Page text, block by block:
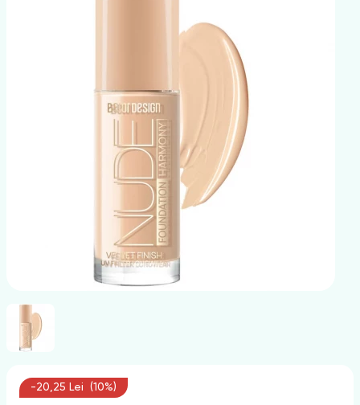
-20,25 Lei (10%)